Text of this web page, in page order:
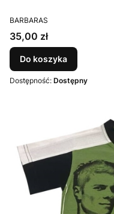
PRODUCENT
BARBARAS
Cena
35,00 zł
Do koszyka
Dostępność: Dostępny